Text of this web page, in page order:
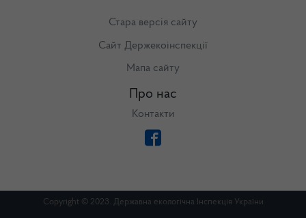
Стара версія сайту
Сайт Держекоінспекції
Мапа сайту
Про нас
Контакти
Copyright © 2023. Державна екологічна Інспекція України